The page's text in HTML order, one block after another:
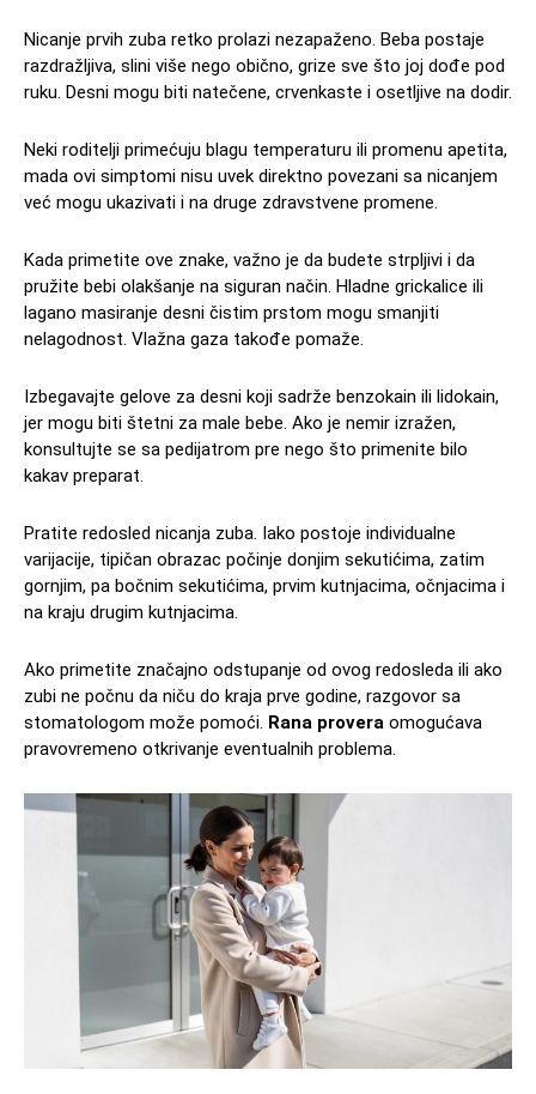
Nicanje prvih zuba retko prolazi nezapaženo. Beba postaje
razdražljiva, slini više nego obično, grize sve što joj dođe pod
ruku. Desni mogu biti natečene, crvenkaste i osetljive na dodir.
Neki roditelji primećuju blagu temperaturu ili promenu apetita,
mada ovi simptomi nisu uvek direktno povezani sa nicanjem
već mogu ukazivati i na druge zdravstvene promene.
Kada primetite ove znake, važno je da budete strpljivi i da
pružite bebi olakšanje na siguran način. Hladne grickalice ili
lagano masiranje desni čistim prstom mogu smanjiti
nelagodnost. Vlažna gaza takođe pomaže.
Izbegavajte gelove za desni koji sadrže benzokain ili lidokain,
jer mogu biti štetni za male bebe. Ako je nemir izražen,
konsultujte se sa pedijatrom pre nego što primenite bilo
kakav preparat.
Pratite redosled nicanja zuba. Iako postoje individualne
varijacije, tipičan obrazac počinje donjim sekutićima, zatim
gornjim, pa bočnim sekutićima, prvim kutnjacima, očnjacima i
na kraju drugim kutnjacima.
Ako primetite značajno odstupanje od ovog redosleda ili ako
zubi ne počnu da niču do kraja prve godine, razgovor sa
stomatologom može pomoći. Rana provera omogućava
pravovremeno otkrivanje eventualnih problema.